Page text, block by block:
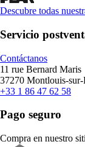
Descubre todas
Servicio
Contáctanos
11 rue Bernard Maris
37270 Montlouis-
+33 1 86 47 62 58
Pago seguro
Compra en nuestro